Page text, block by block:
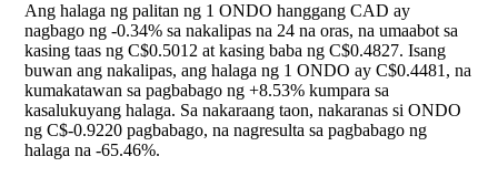
Ang halaga ng palitan ng 1 ONDO hanggang CAD ay
nagbago ng -0.34% sa nakalipas na 24 na oras, na umaabot sa
kasing taas ng C$0.5012 at kasing baba ng C$0.4827. Isang
buwan ang nakalipas, ang halaga ng 1 ONDO ay C$0.4481, na
kumakatawan sa pagbabago ng +8.53% kumpara sa
kasalukuyang halaga. Sa nakaraang taon, nakaranas si ONDO
ng C$-0.9220 pagbabago, na nagresulta sa pagbabago ng
halaga na -65.46%.